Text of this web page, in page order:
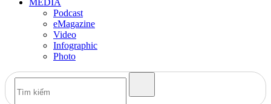
MEDIA
Podcast
eMagazine
Video
Infographic
Photo